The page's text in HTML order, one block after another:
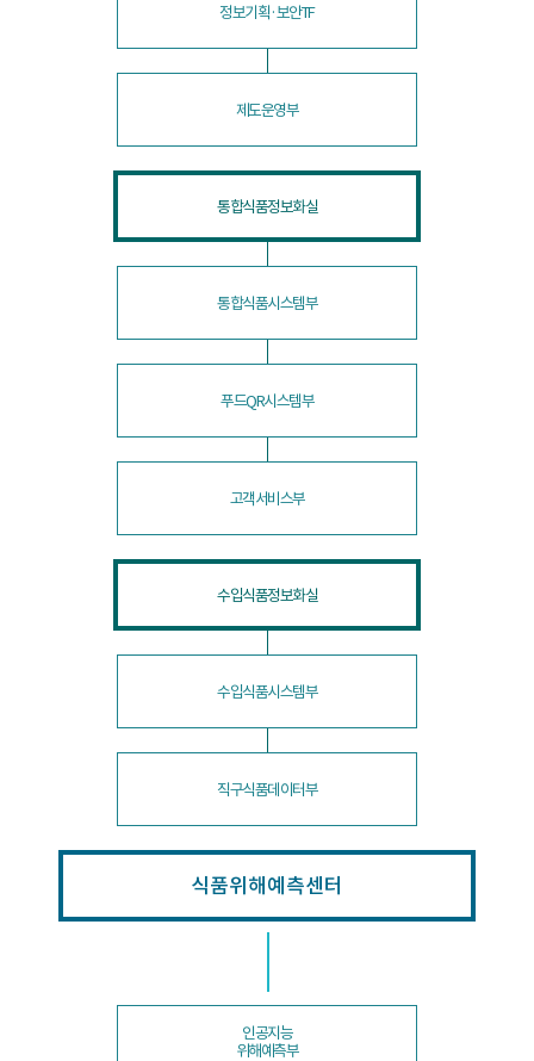
정보기획·보안TF
제도운영부
통합식품정보화실
통합식품시스템부
푸드QR시스템부
고객서비스부
수입식품정보화실
수입식품시스템부
직구식품데이터부
식품위해예측센터
인공지능
위해예측부